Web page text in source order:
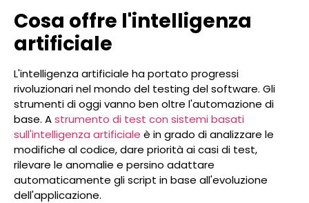
Cosa offre l'intelligenza
artificiale
L'intelligenza artificiale ha portato progressi
rivoluzionari nel mondo del testing del software. Gli
strumenti di oggi vanno ben oltre l'automazione di
base. Astrumento di test con sistemi basati
sull'intelligenza artificiale è in grado di analizzare le
modifiche al codice, dare priorità ai casi di test,
rilevare le anomalie e persino adattare
automaticamente gli script in base all'evoluzione
dell'applicazione.